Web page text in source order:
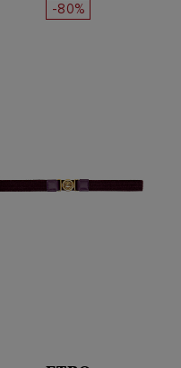
-80%